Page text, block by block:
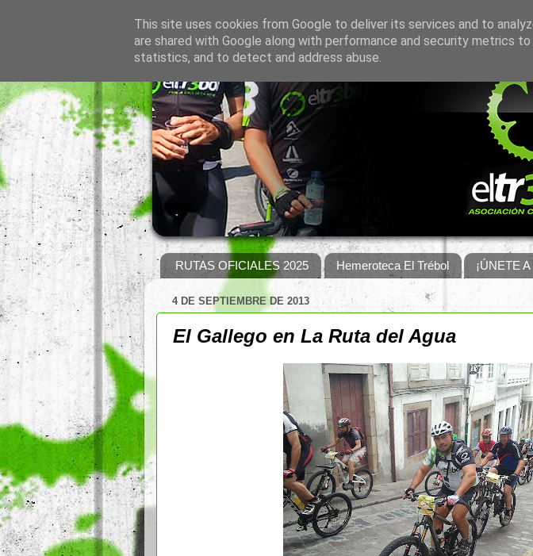
RUTAS OFICIALES 2025 Hemeroteca El Trébol ¡ÚNETE
4 DE SEPTIEMBRE DE 2013
El Gallego en La Ruta del Agua
This site uses cookies from Google to deliver its services and to
are shared with Google along with performance and security metrics
statistics, and to detect and address abuse.